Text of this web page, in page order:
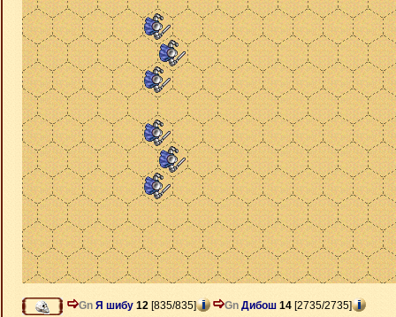
Gn Я шибу 12 [835/835] Gn Дибош 14 [2735/2735]